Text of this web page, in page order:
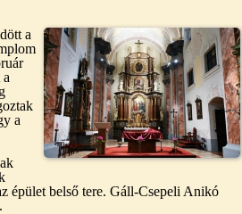
a
a
épület belső tere. Gáll-Csepeli Anikó